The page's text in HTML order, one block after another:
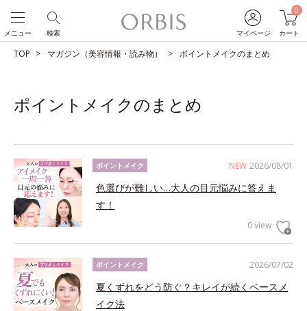
マイページ
0
カート
検索
メニュー
TOP マガジン（美容情報・読み物） ポイントメイクのまとめ
ポイントメイクのまとめ
NEW 2026/08/01
ポイントメイク
色選びが難しい…大人の目元悩みに答えま
す！
0 view
2026/07/02
ポイントメイク
夏くずれをどう防ぐ？キレイが続くベースメ
イク法